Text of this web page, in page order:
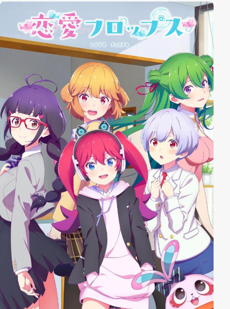
ihre Flitterwochen sein sollen. Gerade als die
Vorbereitungen reibungslos verlaufen, kommt es zu
einem Zwischenfall, der eine große Panik auslöst! Und
selbst auf Hawaii, dem Ziel ihrer Hochzeitsreise,
geraten sie in Schwierigkeiten...!? Eine 500%
liebenswerte romantische Fünflingskomödie, die
Flitterwochen-Edition!!